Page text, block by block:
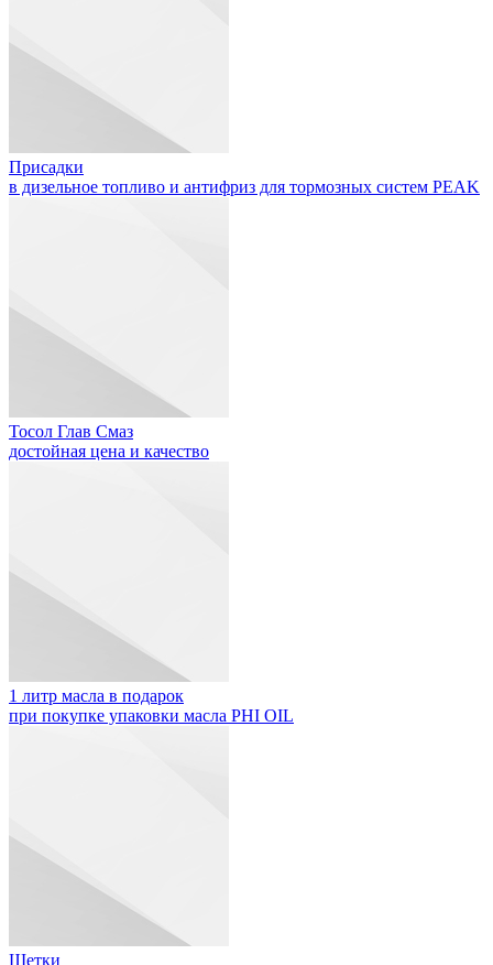
Присадки
в дизельное топливо и антифриз для тормозных систем PEAK
Тосол Глав Смаз
достойная цена и качество
1 литр масла в подарок
при покупке упаковки масла PHI OIL
Щетки